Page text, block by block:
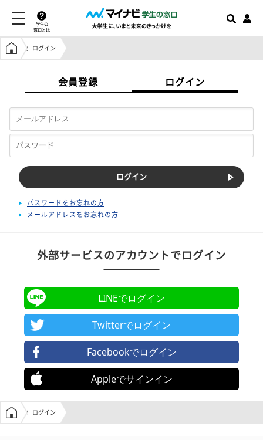
学生の
窓口とは
学生の窓口トップ
ログイン
会員登録 ログイン
パスワードをお忘れの方
メールアドレスをお忘れの方
外部サービスのアカウントでログイン
LINEでログイン
Twitterでログイン
Facebookでログイン
Appleでサインイン
学生の窓口トップ
ログイン